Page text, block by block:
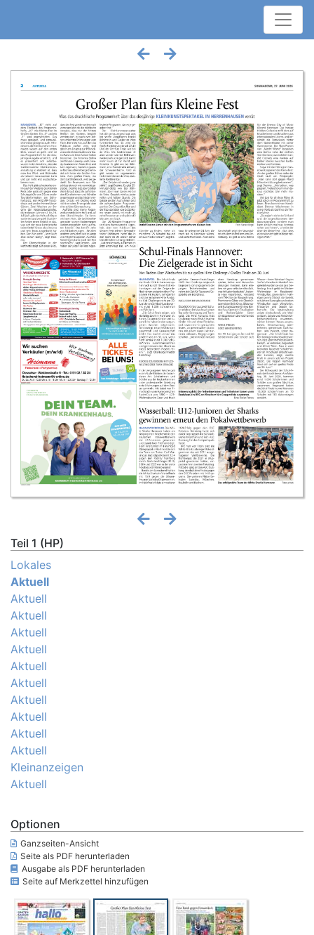
Teil 1 (HP)
Lokales
Aktuell
Aktuell
Aktuell
Aktuell
Aktuell
Aktuell
Aktuell
Aktuell
Aktuell
Aktuell
Aktuell
Kleinanzeigen
Aktuell
Optionen
Ganzseiten-Ansicht
Seite als PDF herunterladen
Ausgabe als PDF herunterladen
Seite auf Merkzettel hinzufügen